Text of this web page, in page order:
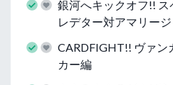
銀河へキックオフ!!
レデター対アマリー
CARDFIGHT!! ヴァン
カー編